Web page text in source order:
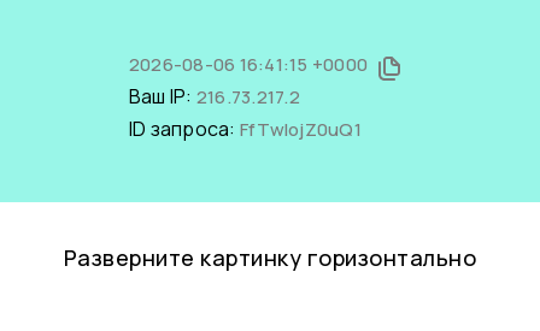
2026-08-06 16:41:15 +0000
Ваш IP: 216.73.217.2
ID запроса: FfTwlojZ0uQ1
Разверните картинку горизонтально